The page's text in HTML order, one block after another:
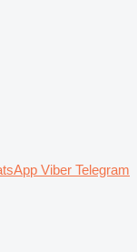
Viber Telegram